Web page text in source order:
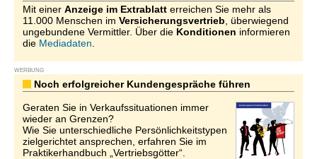
Mit einer Anzeige im Extrablatt erreichen Sie mehr als
11.000 Menschen im Versicherungsvertrieb , überwiegend
ungebundene Vermittler. Über die Konditionen informieren
die Mediadaten
WERBUNG
Noch erfolgreicher Kundengespräche führen
Geraten Sie in Verkaufssituationen immer
wieder an Grenzen?
Wie Sie unterschiedliche Persönlichkeitstypen
zielgerichtet ansprechen, erfahren Sie im
Praktikerhandbuch „Vertriebsgötter“.